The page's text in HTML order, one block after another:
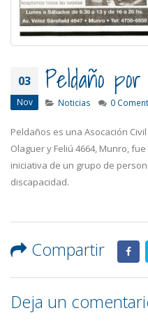
03
Nov
Peldaño
Noticias 0
Peldaños es una Asocación
Olaguer y Feliú 4664, Munro,
iniciativa de un grupo de
discapacidad.
Compartir
Deja un